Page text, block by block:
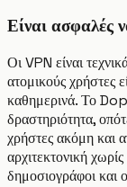
Είναι ασφαλές
Οι VPN είναι
ατομικούς χρήστες
καθημερινά. Το
δραστηριότητα,
χρήστες ακόμη και
αρχιτεκτονική
δημοσιογράφοι και